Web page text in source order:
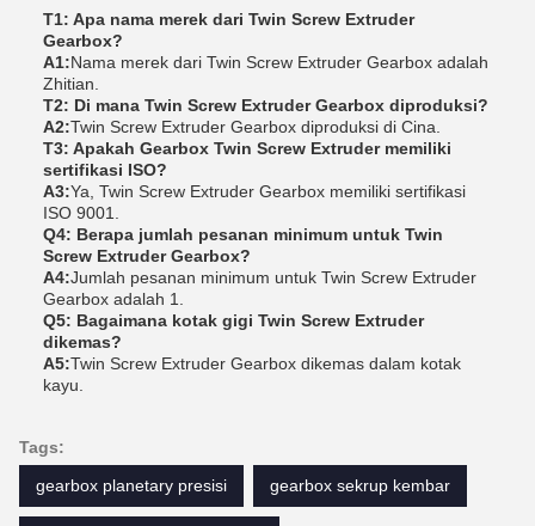
T1: Apa nama merek dari Twin Screw Extruder
Gearbox?
A1:Nama merek dari Twin Screw Extruder Gearbox adalah
Zhitian.
T2: Di mana Twin Screw Extruder Gearbox diproduksi?
A2:Twin Screw Extruder Gearbox diproduksi di Cina.
T3: Apakah Gearbox Twin Screw Extruder memiliki
sertifikasi ISO?
A3:Ya, Twin Screw Extruder Gearbox memiliki sertifikasi
ISO 9001.
Q4: Berapa jumlah pesanan minimum untuk Twin
Screw Extruder Gearbox?
A4:Jumlah pesanan minimum untuk Twin Screw Extruder
Gearbox adalah 1.
Q5: Bagaimana kotak gigi Twin Screw Extruder
dikemas?
A5:Twin Screw Extruder Gearbox dikemas dalam kotak
kayu.
Tags:
gearbox planetary presisi
gearbox sekrup kembar